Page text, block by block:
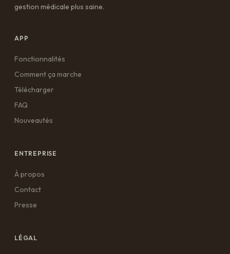
gestion médicale plus saine.
APP
Fonctionnalités
Comment ça marche
Télécharger
FAQ
Nouveautés
ENTREPRISE
À propos
Contact
Presse
LÉGAL